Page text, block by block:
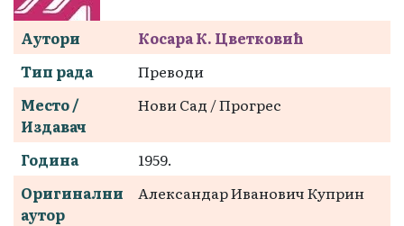
Аутори
Косара К. Цветковић
Тип рада
Преводи
Место /
Издавач
Нови Сад / Прогрес
Година
1959.
Оригинални
аутор
Александар Иванович Куприн